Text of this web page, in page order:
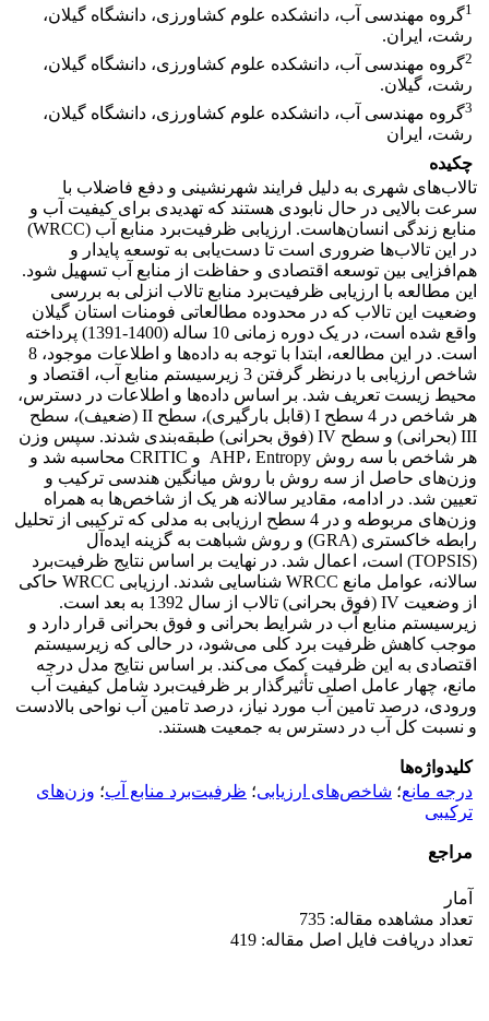
1گروه مهندسی آب، دانشکده علوم کشاورزی، دانشگاه گیلان،
رشت، ایران.
2گروه مهندسی آب، دانشکده علوم کشاورزی، دانشگاه گیلان،
رشت، گیلان.
3گروه مهندسی آب، دانشکده علوم کشاورزی، دانشگاه گیلان،
رشت، ایران
چکیده
تالاب‌های شهری به دلیل فرایند شهرنشینی و دفع فاضلاب با
سرعت بالایی در حال نابودی هستند که تهدیدی برای کیفیت آب و
منابع زندگی انسان‌هاست. ارزیابی ظرفیت‌برد منابع آب (WRCC)
در این تالاب‌ها ضروری است تا دست‌یابی به توسعه پایدار و
هم‌افزایی بین توسعه اقتصادی و حفاظت از منابع آب تسهیل شود.
این مطالعه با ارزیابی ظرفیت‌برد منابع تالاب انزلی به بررسی
وضعیت این تالاب که در محدوده مطالعاتی فومنات استان گیلان
واقع شده است، در یک دوره‌ زمانی 10 ساله (1400-1391) پرداخته
است. در این مطالعه، ابتدا با توجه به داده‌ها و اطلاعات موجود، 8
شاخص ارزیابی با درنظر گرفتن 3 زیرسیستم منابع آب، اقتصاد و
محیط زیست تعریف شد. بر اساس داده‌ها و اطلاعات در دسترس،
هر شاخص در 4 سطح I (قابل بارگیری)، سطح II (ضعیف)، سطح
III (بحرانی) و سطح IV (فوق بحرانی) طبقه‌بندی شدند. سپس وزن
هر شاخص با سه روش AHP، Entropy و CRITIC محاسبه شد و
وزن‌های حاصل از سه روش با روش میانگین هندسی ترکیب و
تعیین شد. در ادامه، مقادیر سالانه هر یک از شاخص‌ها به همراه
وزن‌های مربوطه و در 4 سطح ارزیابی به مدلی که ترکیبی از تحلیل
رابطه خاکستری (GRA) و روش شباهت به گزینه ایده‌آل
(TOPSIS) است، اعمال شد. در نهایت بر اساس نتایج ظرفیت‌برد
سالانه، عوامل مانع WRCC شناسایی شدند. ارزیابی WRCC حاکی
از وضعیت IV (فوق بحرانی) تالاب از سال 1392 به بعد است.
زیرسیستم منابع آب در شرایط بحرانی و فوق بحرانی قرار دارد و
موجب کاهش ظرفیت برد کلی می‌شود، در حالی که زیرسیستم
اقتصادی به این ظرفیت کمک می‌کند. بر اساس نتایج مدل درجه
مانع، چهار عامل اصلی تأثیرگذار بر ظرفیت‌برد شامل کیفیت آب
ورودی، درصد تامین آب مورد نیاز، درصد تامین آب نواحی بالادست
و نسبت کل آب در دسترس به جمعیت هستند.
کلیدواژه‌ها
درجه مانع؛ شاخص‌های ارزیابی؛ ظرفیت‌برد منابع آب؛ وزن‌های
ترکیبی
مراجع
آمار
تعداد مشاهده مقاله: 735
تعداد دریافت فایل اصل مقاله: 419